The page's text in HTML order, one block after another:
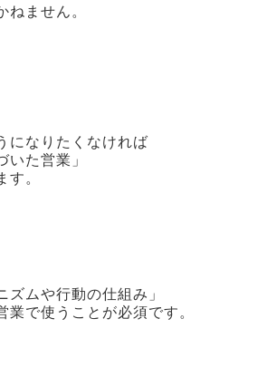
ねません。
になりたくなければ
いた営業」
。
ズムや行動の仕組み」
業で使うことが必須です。